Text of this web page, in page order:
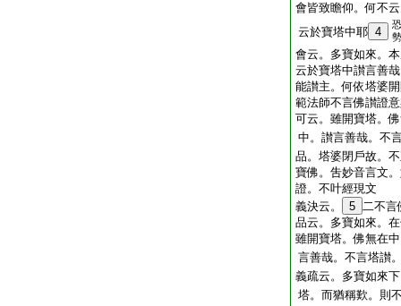
會皆致瞻仰。何不
云於寶塔中耶 4
會云。多寶如來。
云於寶塔中讃言善
能讃主。何依塔婆
範法師不言佛讃證
可云。雖開寶塔。
中。讃言善哉。不
品。塔婆閉戶故。
寶佛。吿妙音言文
證。不叶經現文
義決云。
5 二不言
品云。多寶如來。
雖開寶塔。佛無在
言善哉。不言塔讃
義疏云。多寶如來
塔。而猶稱歎。則